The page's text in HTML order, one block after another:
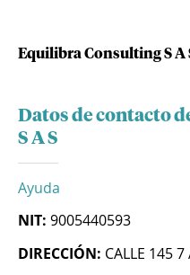
Equilibra Consulting S A
Datos de contacto
S A S
Ayuda
NIT: 9005440593
DIRECCIÓN: CALLE 145